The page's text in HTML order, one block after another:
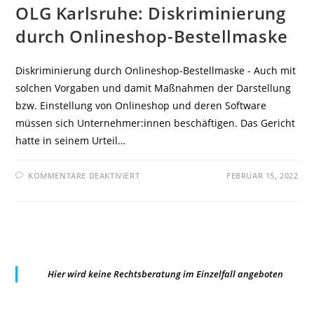
OLG Karlsruhe: Diskriminierung
durch Onlineshop-Bestellmaske
Diskriminierung durch Onlineshop-Bestellmaske - Auch mit
solchen Vorgaben und damit Maßnahmen der Darstellung
bzw. Einstellung von Onlineshop und deren Software
müssen sich Unternehmer:innen beschäftigen. Das Gericht
hatte in seinem Urteil…
KOMMENTARE DEAKTIVIERTFÜR FEBRUAR 15, 2022
Hier wird keine Rechtsberatung im Einzelfall angeboten